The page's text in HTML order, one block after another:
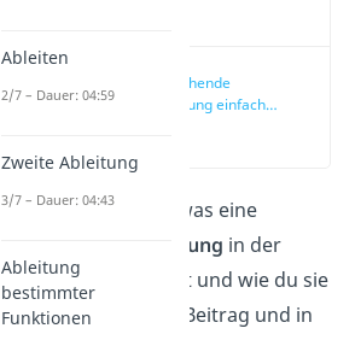
Hinreichende
Bedingung einfach
Willst du verstehen, was eine
hinreichende Bedingung in der
Mathematik bedeutet und wie du sie
erkennst? In diesem Beitrag und in
Ableiten
2/7 – Dauer: 04:59
Zweite Ableitung
3/7 – Dauer: 04:43
Ableitung
bestimmter
Funktionen